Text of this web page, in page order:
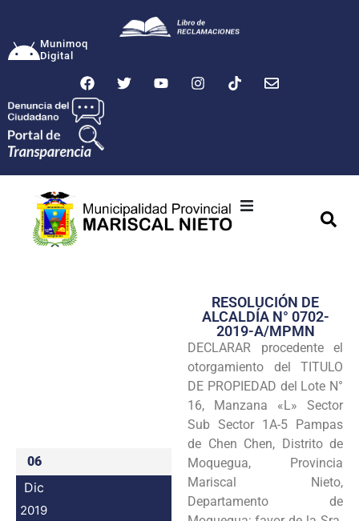
Munimoq
Digital
Transparencia
Seguridad
Programas
Intranet
06
Dic
2019
RESOLUCIÓN DE
ALCALDÍA N° 0702-
2019-A/MPMN
DECLARAR procedente el
otorgamiento del TITULO
DE PROPIEDAD del Lote N°
16, Manzana «L» Sector
Sub Sector 1A-5 Pampas
de Chen Chen, Distrito de
Moquegua, Provincia
Mariscal Nieto,
Departamento de